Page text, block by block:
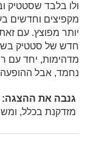
ולו בלבד שסטטיק
מקפיצים וחדשים
יותר מפוצץ. עם
חדש של סטטיק
מדהימות, יחד עם
נחמד, אבל
גנבה את ההצגה:
מזדקנת בכלל,